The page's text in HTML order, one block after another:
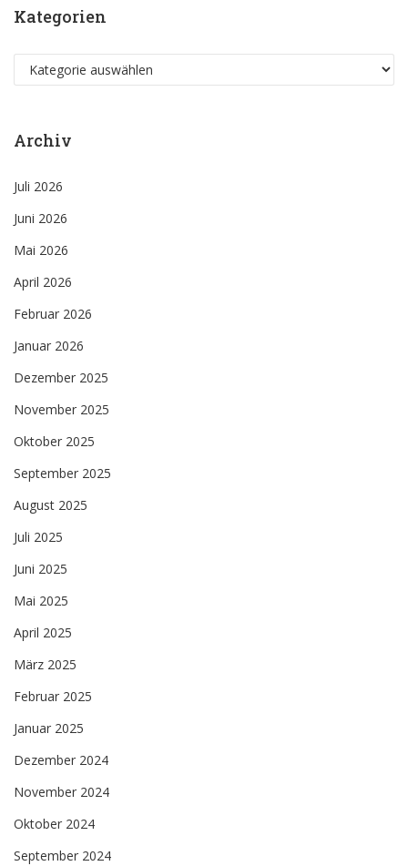
Kategorien
Kategorien
Archiv
Juli 2026
Juni 2026
Mai 2026
April 2026
Februar 2026
Januar 2026
Dezember 2025
November 2025
Oktober 2025
September 2025
August 2025
Juli 2025
Juni 2025
Mai 2025
April 2025
März 2025
Februar 2025
Januar 2025
Dezember 2024
November 2024
Oktober 2024
September 2024